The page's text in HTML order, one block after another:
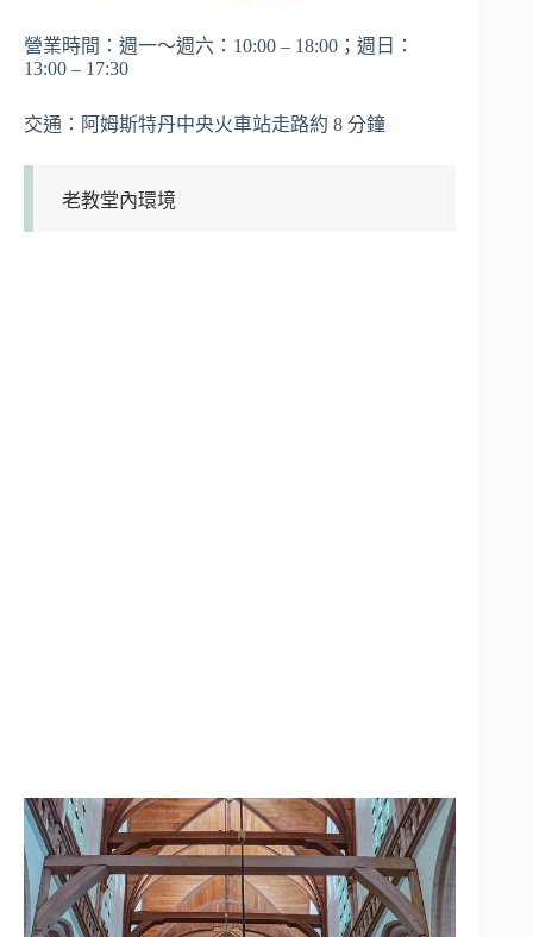
營業時間：週一～週六：10:00 – 18:00；週日：
13:00 – 17:30
交通：阿姆斯特丹中央火車站走路約 8 分鐘
老教堂內環境